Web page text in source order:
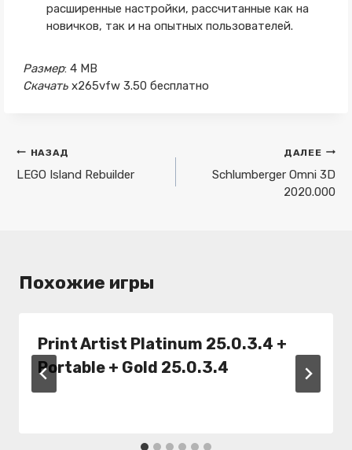
расширенные настройки, рассчитанные как на
новичков, так и на опытных пользователей.
Размер: 4 MB
Скачать x265vfw 3.50 бесплатно
Навигация
по
НАЗАД
LEGO Island Rebuilder
ДАЛЕЕ
Schlumberger Omni 3D
2020.000
Похожие игры
Print Artist Platinum 25.0.3.4 +
Portable + Gold 25.0.3.4